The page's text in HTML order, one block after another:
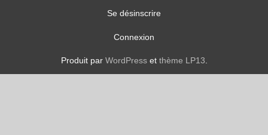
Se désinscrire
Connexion
Produit par WordPresset thème LP13